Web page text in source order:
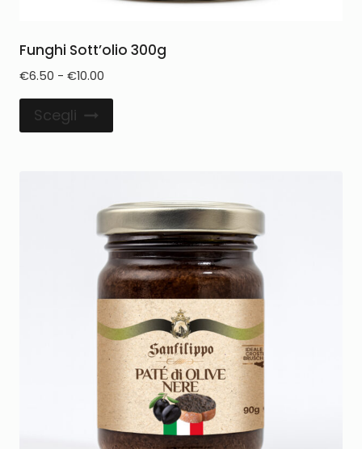
Funghi Sott’olio 300g
€6.50 - €10.00
Scegli